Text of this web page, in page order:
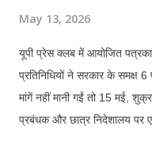
May 13, 2026
यूपी प्रेस क्लब में आयोजित
प्रतिनिधियों ने सरकार के समक्ष
मांगें नहीं मानी गईं तो 15 मई,
प्रबंधक और छात्र निदेशालय पर